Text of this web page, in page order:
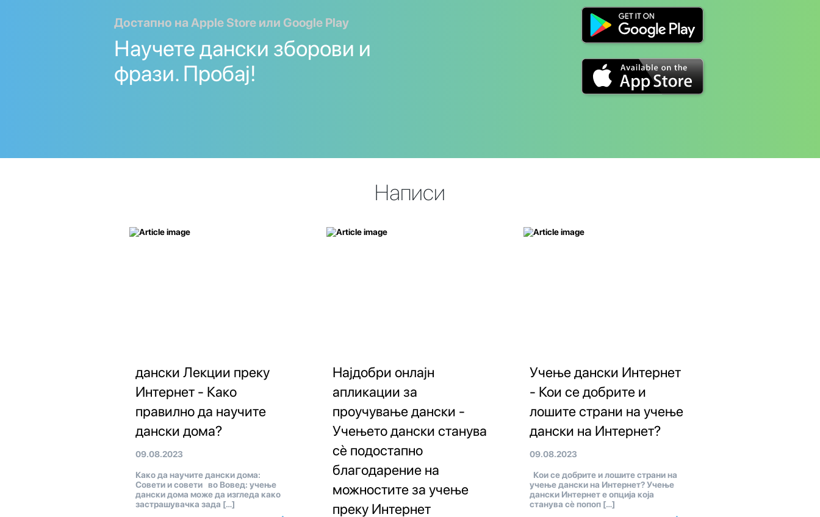
Достапно на Apple Store или Google Play
Научете дански зборови и
фрази. Пробај!
Написи
дански Лекции преку
Интернет - Како
правилно да научите
дански дома?
09.08.2023
Како да научите дански дома:
Совети и совети во Вовед: учење
дански дома може да изгледа како
застрашувачка зада […]
Најдобри онлајн
апликации за
проучување дански -
Учењето дански станува
сè подостапно
благодарение на
можностите за учење
преку Интернет
Учење дански Интернет
- Кои се добрите и
лошите страни на учење
дански на Интернет?
09.08.2023
Кои се добрите и лошите страни на
учење дански на Интернет? Учење
дански Интернет е опција која
станува сè попоп […]